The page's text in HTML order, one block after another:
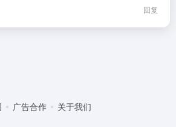
回复
广告合作 关于我们